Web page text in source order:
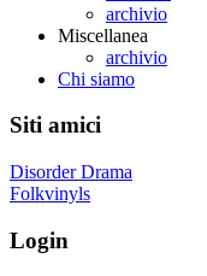
archivio
Miscellanea
archivio
Chi siamo
Siti amici
Disorder Drama
Folkvinyls
Login